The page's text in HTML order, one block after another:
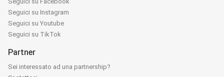
Seguici su Instagram
Seguici su Youtube
Seguici su TikTok
Partner
Sei interessato ad una partnership?